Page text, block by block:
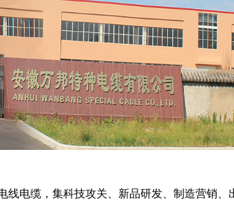
电缆，集科技攻关、新品研发、制造营销、